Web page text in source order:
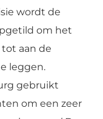
wordt de
om het
aan de
leggen.
gebruikt
om een zeer